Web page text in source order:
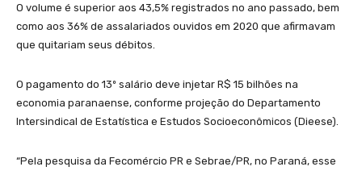
O volume é superior aos 43,5% registrados no ano passado, bem
como aos 36% de assalariados ouvidos em 2020 que afirmavam
que quitariam seus débitos.
O pagamento do 13º salário deve injetar R$ 15 bilhões na
economia paranaense, conforme projeção do Departamento
Intersindical de Estatística e Estudos Socioeconômicos (Dieese).
“Pela pesquisa da Fecomércio PR e Sebrae/PR, no Paraná, esse